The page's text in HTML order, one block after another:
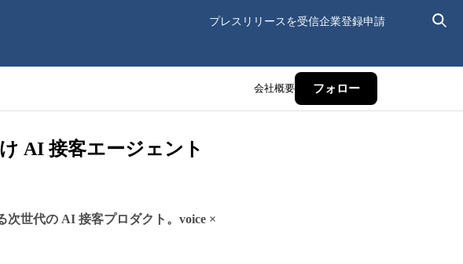
プレスリリースを受信企業登録申請
会社概要 フォロー
AI 接客エージェント
世代の AI 接客プロダクト。voice ×